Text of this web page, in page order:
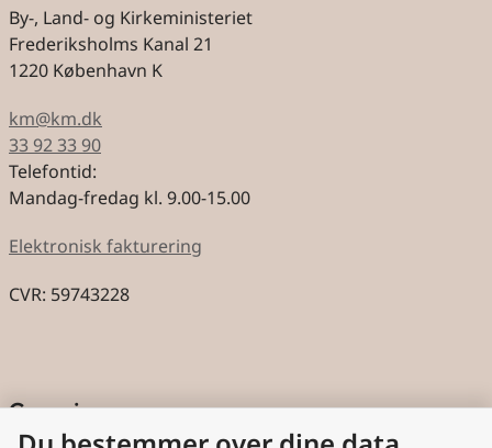
By-, Land- og Kirkeministeriet
Frederiksholms Kanal 21
1220 København K
km@km.dk
33 92 33 90
Telefontid:
Mandag-fredag kl. 9.00-15.00
Elektronisk fakturering
CVR: 59743228
Genveje